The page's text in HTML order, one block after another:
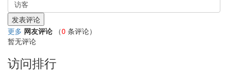
更多 网友评论 （0 条评论）
暂无评论
访问排行